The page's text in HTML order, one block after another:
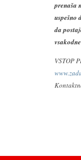
prenaša
uspešno
da
VSTOP